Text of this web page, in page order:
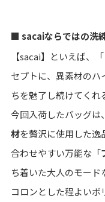
■ sacaiならではの洗
【sacai】といえば、
セプトに、異素材の
ちを魅了し続けてくれ
今回入荷したバッグは
材を贅沢に使用した逸
合わせやすい万能な「
ち着いた大人のモード
コロンとした程よい